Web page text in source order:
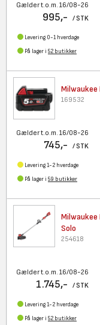
Gælder t.o.m. 16/08-26
995,- / STK
Levering 0-1 hverdage
På lager i 52 butikker
169532
Gælder t.o.m. 16/08-26
745,- / STK
Levering 1-2 hverdage
På lager i 59 butikker
Solo
254618
Gælder t.o.m. 16/08-26
1.745,- / STK
Levering 1-2 hverdage
På lager i 52 butikker